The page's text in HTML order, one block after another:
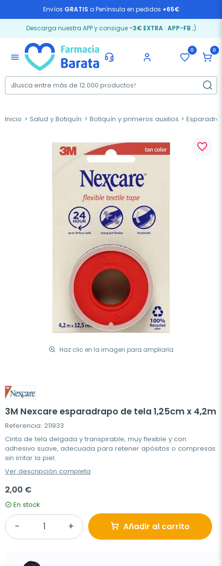
Envíos GRATIS a Península en pedidos +65€
Descarga nuestra APP y consigue -3€ EXTRA: APP-FB ;)
menu
0 0
Inicio Salud y Botiquín Botiquín y primeros auxilios
Haz clic en la imagen para ampliarla
favorite_border
3M Nexcare esparadrapo de tela 1,25cm x 4,2m
Referencia: 211933
Cinta de tela delgada y transpirable, muy flexible y con
adhesivo suave, adecuada para retener apósitos o compresas
sin irritar la piel.
Ver descripción completa
2,00 €
En stock
Añadir al carrito